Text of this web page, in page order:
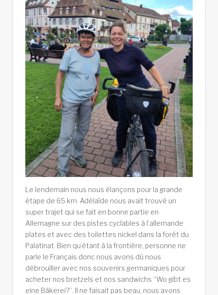
Le lendemain nous nous élançons pour la grande
étape de 65 km. Adélaïde nous avait trouvé un
super trajet qui se fait en bonne partie en
Allemagne sur des pistes cyclables à l’allemande
plates et avec des toilettes nickel dans la forêt du
Palatinat. Bien qu’étant à la frontière, personne ne
parle le Français donc nous avons dû nous
débrouiller avec nos souvenirs germaniques pour
acheter nos bretzels et nos sandwichs “Wo gibt es
eine Bäkerei?”. Il ne faisait pas beau, nous avons